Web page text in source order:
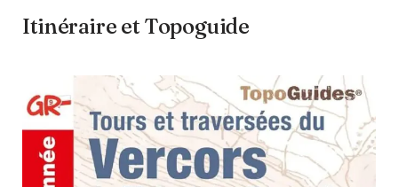
Itinéraire et Topoguide